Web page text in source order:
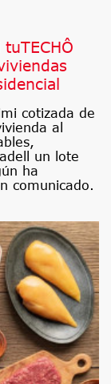
cotizada de
al
un lote
ha
comunicado.